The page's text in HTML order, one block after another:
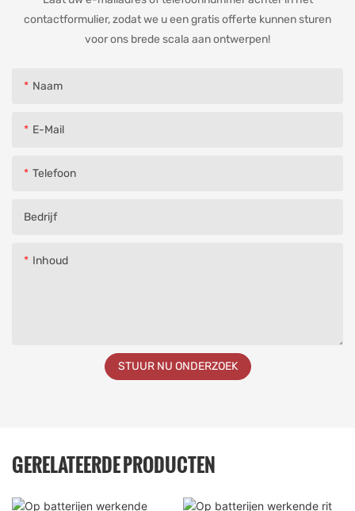
contactformulier, zodat we u een gratis offerte kunnen sturen
voor ons brede scala aan ontwerpen!
Naam
E-Mail
Telefoon
Bedrijf
Inhoud
STUUR NU ONDERZOEK
GERELATEERDE PRODUCTEN